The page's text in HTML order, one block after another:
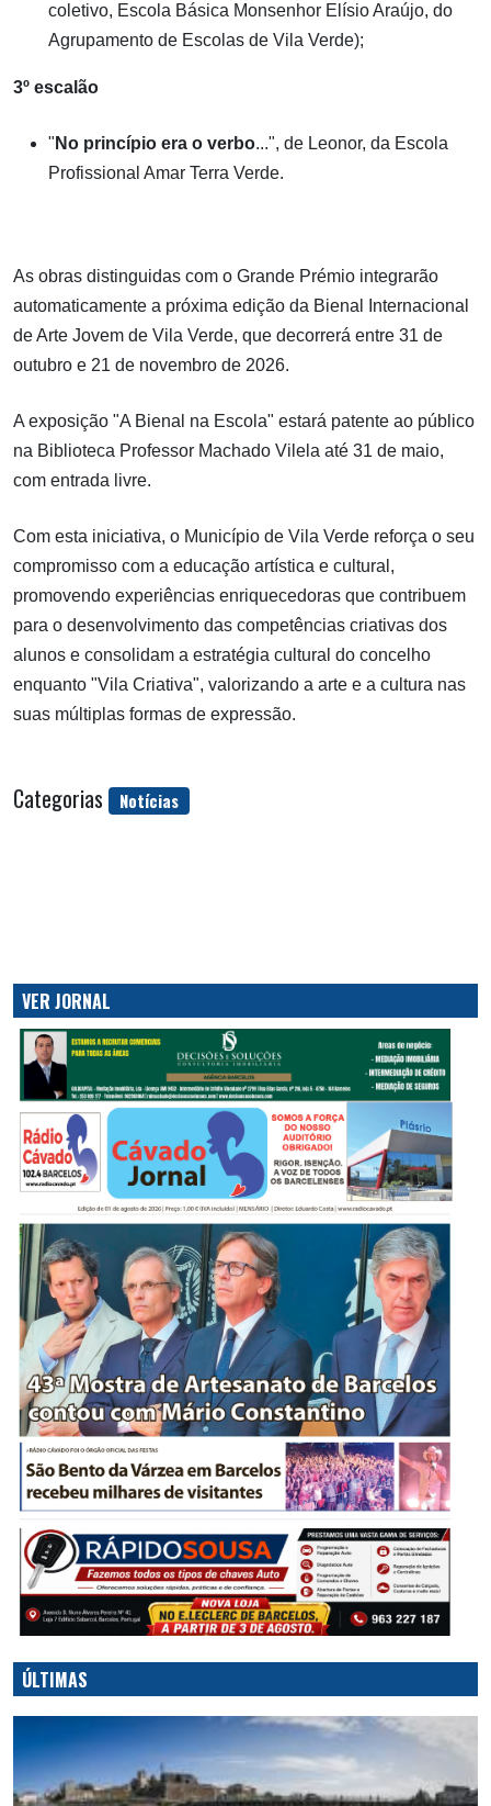
coletivo, Escola Básica Monsenhor Elísio Araújo, do
Agrupamento de Escolas de Vila Verde);
3º escalão
" No princípio era o verbo...", de Leonor, da Escola
Profissional Amar Terra Verde.
As obras distinguidas com o Grande Prémio integrarão
automaticamente a próxima edição da Bienal Internacional
de Arte Jovem de Vila Verde, que decorrerá entre 31 de
outubro e 21 de novembro de 2026.
A exposição "A Bienal na Escola" estará patente ao público
na Biblioteca Professor Machado Vilela até 31 de maio,
com entrada livre.
Com esta iniciativa, o Município de Vila Verde reforça o seu
compromisso com a educação artística e cultural,
promovendo experiências enriquecedoras que contribuem
para o desenvolvimento das competências criativas dos
alunos e consolidam a estratégia cultural do concelho
enquanto "Vila Criativa", valorizando a arte e a cultura nas
suas múltiplas formas de expressão.
Categorias Notícias
VER JORNAL
ÚLTIMAS